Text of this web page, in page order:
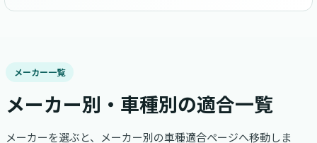
メーカー一覧
メーカー別・車種別の適合一覧
メーカーを選ぶと、メーカー別の車種適合ページへ移動しま